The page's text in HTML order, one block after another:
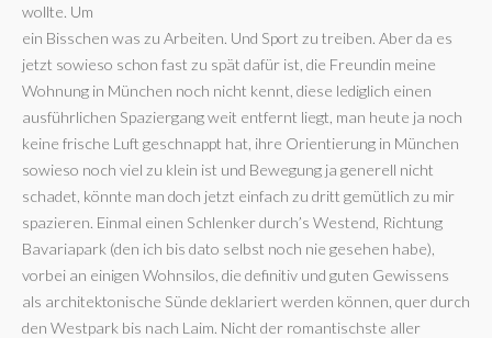
wollte. Um
ein Bisschen was zu Arbeiten. Und Sport zu treiben. Aber da es
jetzt sowieso schon fast zu spät dafür ist, die Freundin meine
Wohnung in München noch nicht kennt, diese lediglich einen
ausführlichen Spaziergang weit entfernt liegt, man heute ja noch
keine frische Luft geschnappt hat, ihre Orientierung in München
sowieso noch viel zu klein ist und Bewegung ja generell nicht
schadet, könnte man doch jetzt einfach zu dritt gemütlich zu mir
spazieren. Einmal einen Schlenker durch’s Westend, Richtung
Bavariapark (den ich bis dato selbst noch nie gesehen habe),
vorbei an einigen Wohnsilos, die definitiv und guten Gewissens
als architektonische Sünde deklariert werden können, quer durch
den Westpark bis nach Laim. Nicht der romantischste aller